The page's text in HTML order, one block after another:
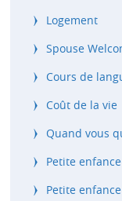
Logement
Spouse
Cours de
Coût de la vie
Quand vous
Petite
Petite